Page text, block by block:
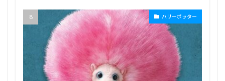
ハリーポッター